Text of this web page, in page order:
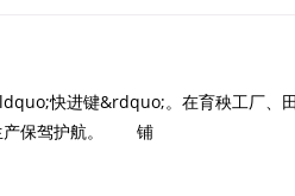
快进键&rdquo;。在育秧工厂、
产保驾护航。 铺